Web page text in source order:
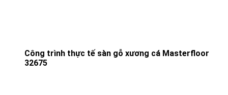
Công trình thực tế sàn gỗ xương cá Masterfloor
32675